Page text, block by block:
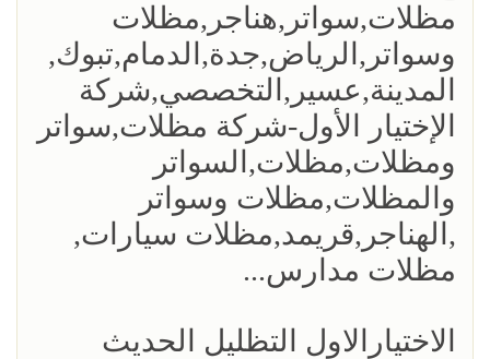
مظلات,سواتر,هناجر,مظلات
وسواتر,الرياض,جدة,الدمام,تبوك,
المدينة,عسير,التخصصي,شركة
الإختيار الأول-شركة مظلات,سواتر
ومظلات,مظلات,السواتر
والمظلات,مظلات وسواتر
,الهناجر,قريمد,مظلات سيارات,
مظلات مدارس...
الاختيارالاول التظليل الحديث